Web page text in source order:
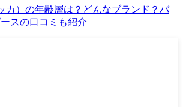
カ）の年齢層は？どんなブランド？バ
スの口コミも紹介